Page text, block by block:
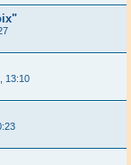
13:10